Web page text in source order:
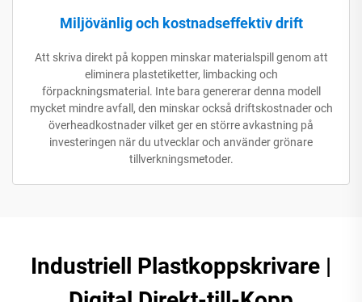
Miljövänlig och kostnadseffektiv drift
Att skriva direkt på koppen minskar materialspill genom att
eliminera plastetiketter, limbacking och
förpackningsmaterial. Inte bara genererar denna modell
mycket mindre avfall, den minskar också driftskostnader och
överheadkostnader vilket ger en större avkastning på
investeringen när du utvecklar och använder grönare
tillverkningsmetoder.
Industriell Plastkoppskrivare |